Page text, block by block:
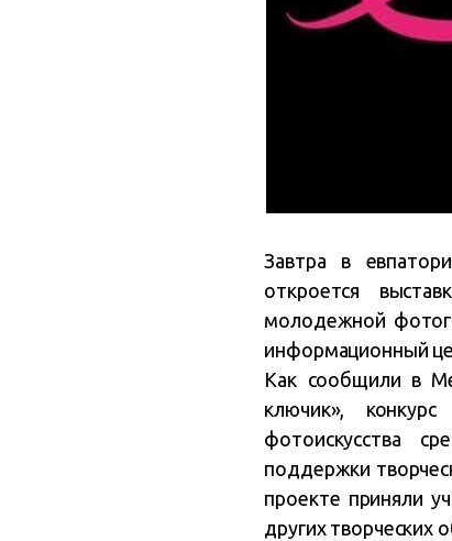
Завтра в
откроется
молодежной
информационный
Как сообщили в
ключик»,
фотоискусства
поддержки
проекте приняли
других творческих